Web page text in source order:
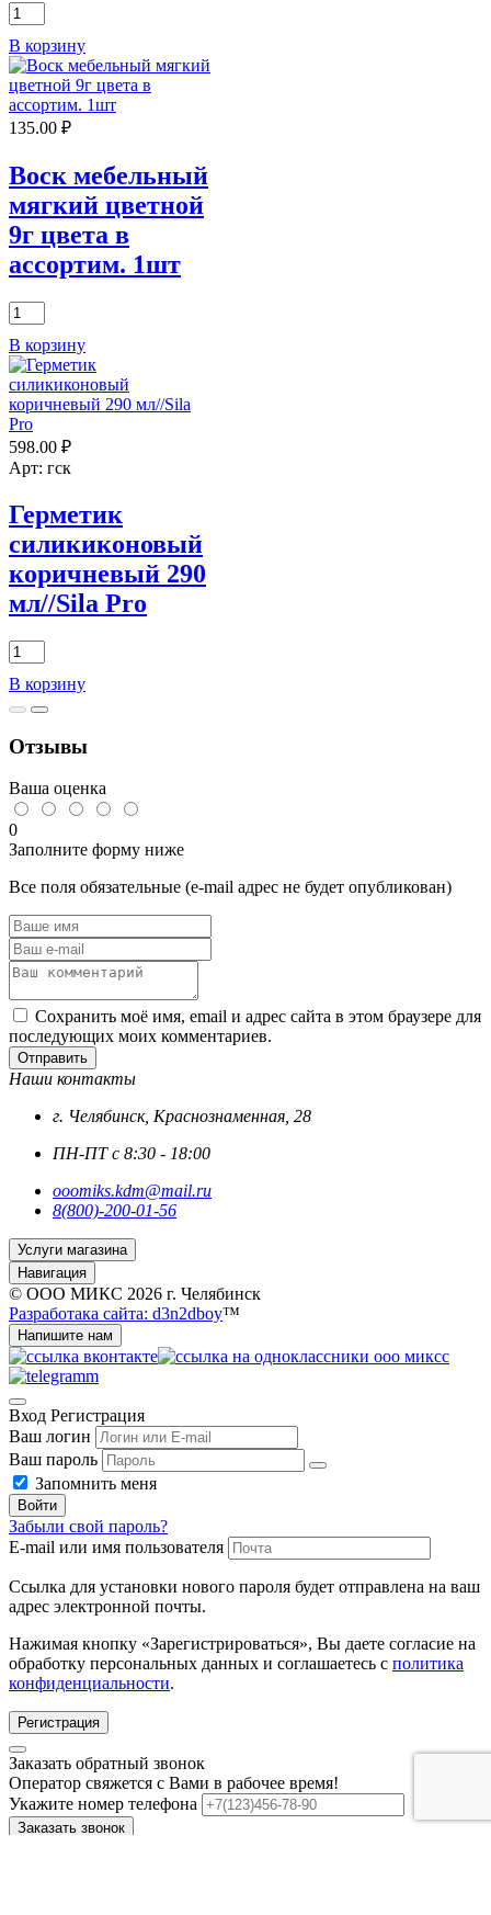
Количество
товара
Герметик
акриловый
белый
280
мл
В корзину
135.00 ₽
Воск мебельный
мягкий цветной
9г цвета в
ассортим. 1шт
Количество
товара
Воск
мебельный
мягкий
цветной
9г
цвета
в
1шт
В корзину
598.00 ₽
Арт: гск
Герметик
силикиконовый
коричневый 290
мл//Sila Pro
Количество
товара
Герметик
силикиконовый
290
Pro
В корзину
Отзывы
Ваша оценка
0
Заполните форму ниже
Все поля обязательные (e-mail адрес не будет опубликован)
Сохранить моё имя, email и адрес сайта в этом браузере для
последующих моих комментариев.
Отправить
Наши контакты
г. Челябинск, Краснознаменная, 28
ПН-ПТ с 8:30 - 18:00
ooomiks.kdm@mail.ru
8(800)-200-01-56
Услуги магазина
Навигация
© ООО МИКС 2026 г. Челябинск
Разработака сайта: d3n2dboy™
Напишите нам
Вход Регистрация
Ваш логин
Ваш пароль
Запомнить меня
Войти
Забыли свой пароль?
E-mail или имя пользователя
Ссылка для установки нового пароля будет отправлена ​​на ваш
адрес электронной почты.
Нажимая кнопку «Зарегистрироваться», Вы даете согласие на
обработку персональных данных и соглашаетесь с политика
конфиденциальности.
Регистрация
Заказать обратный звонок
Оператор свяжется с Вами в рабочее время!
Укажите номер телефона
Заказать звонок